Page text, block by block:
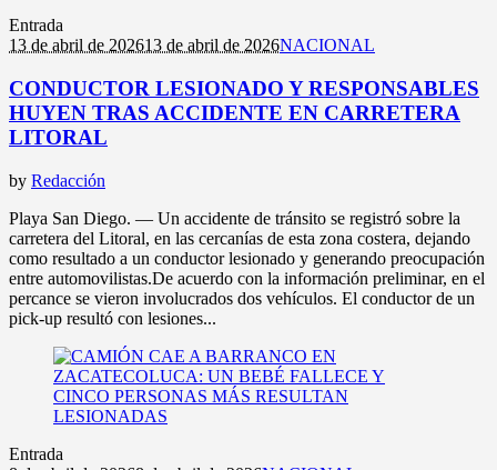
Entrada
13 de abril de 202613 de abril de 2026NACIONAL
CONDUCTOR LESIONADO Y RESPONSABLES
HUYEN TRAS ACCIDENTE EN CARRETERA
LITORAL
by Redacción
Playa San Diego. — Un accidente de tránsito se registró sobre la
carretera del Litoral, en las cercanías de esta zona costera, dejando
como resultado a un conductor lesionado y generando preocupación
entre automovilistas.De acuerdo con la información preliminar, en el
percance se vieron involucrados dos vehículos. El conductor de un
pick-up resultó con lesiones...
Entrada